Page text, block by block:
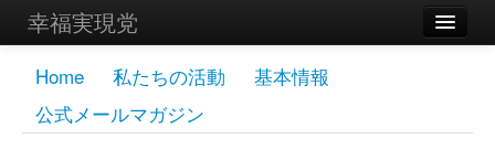
幸福実現党
メンバーズページ
党員
Home 私たちの活動
基本情報
公式メールマガジン